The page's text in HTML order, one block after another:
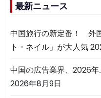
最新ニュース
中国旅行の新定番！ 外
ト・ネイル」が大人気
中国の広告業界、2026
2026年8月9日